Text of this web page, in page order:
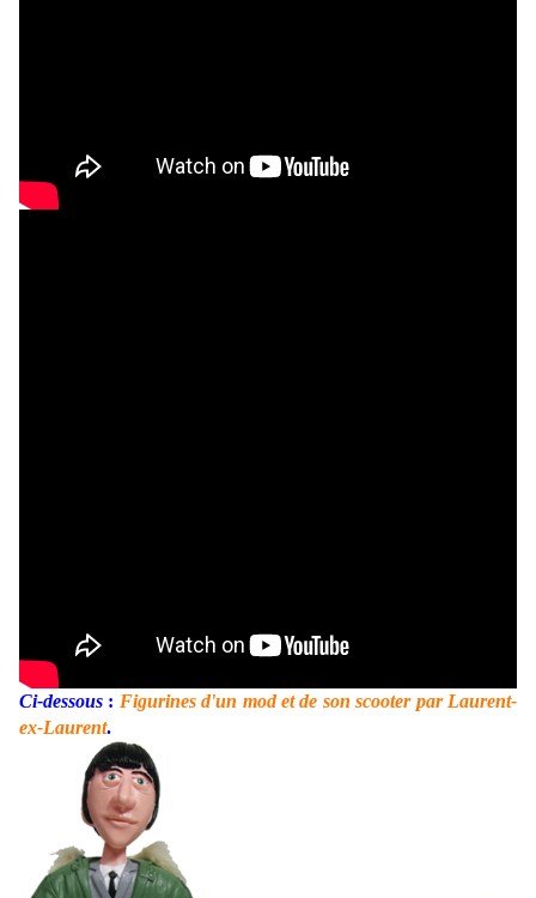
Ci-dessous : Figurines d'un mod et de son scooter par Laurent-
ex-Laurent.